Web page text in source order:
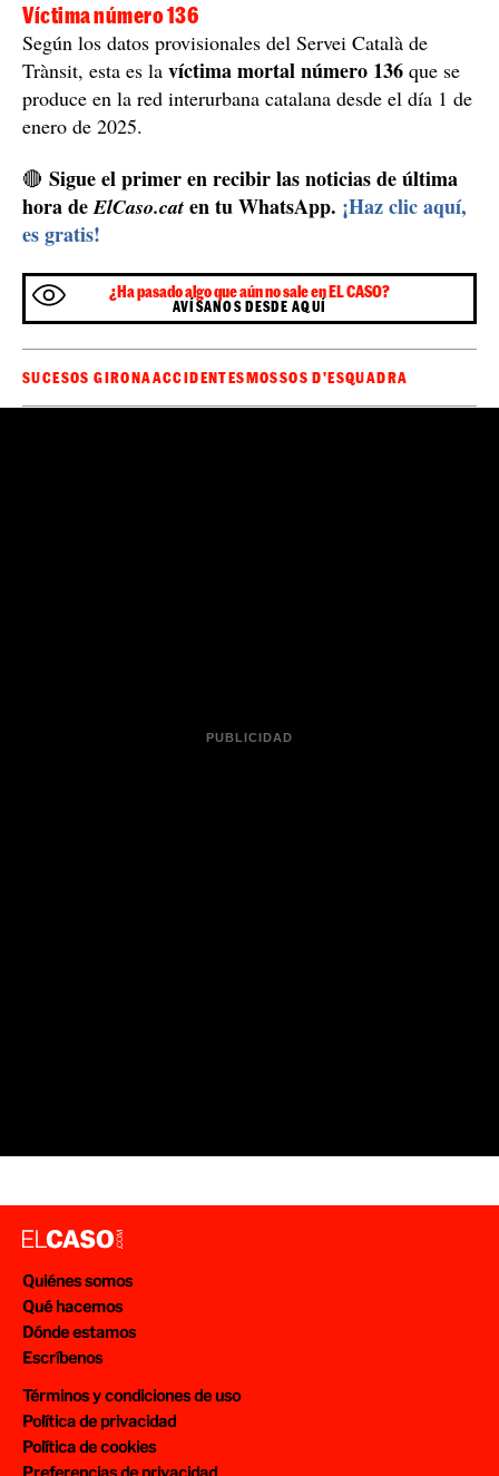
Víctima número 136
Según los datos provisionales del Servei Català de
Trànsit, esta es la víctima mortal número 136 que se
produce en la red interurbana catalana desde el día 1 de
enero de 2025.
🔴 Sigue el primer en recibir las noticias de última
hora deElCaso.cat en tu WhatsApp. ¡Haz clic aquí,
es gratis!
¿Ha pasado algo que aún no sale en EL CASO?
AVÍSANOS DESDE AQUÍ
SUCESOS GIRONAACCIDENTESMOSSOS D'ESQUADRA
Quiénes somos
Qué hacemos
Dónde estamos
Escríbenos
Términos y condiciones de uso
Política de privacidad
Política de cookies
Preferencias de privacidad